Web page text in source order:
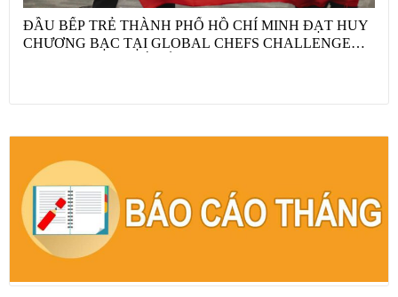
ĐẦU BẾP TRẺ THÀNH PHỐ HỒ CHÍ MINH ĐẠT HUY
CHƯƠNG BẠC TẠI GLOBAL CHEFS CHALLENGE